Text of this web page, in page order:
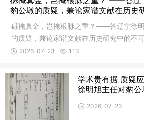
豹公墩的质疑，兼论家谱文献在历史
砾掩真金，岂掩根脉之重？——答辽宁徐
的质疑，兼论家谱文献在历史研究中的不
按：近期，辽宁省徐氏文化联络处主任徐
历史文化多年，感觉徐主任在质疑文章中
多是道听途说，或是基
2026-07-23 113
学术贵有据 质疑
徐明旭主任对豹
2026-07-23